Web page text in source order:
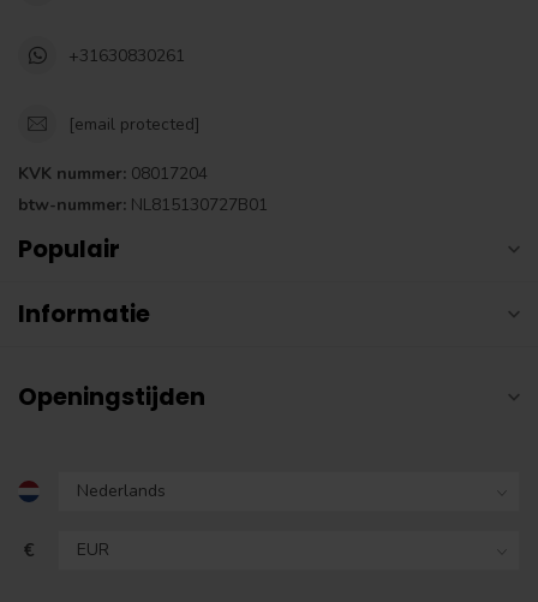
+31630830261
[email protected]
KVK nummer: 08017204
btw-nummer: NL815130727B01
Populair
Informatie
Openingstijden
€